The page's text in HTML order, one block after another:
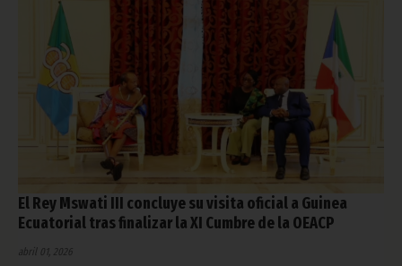
El Rey Mswati III concluye su visita oficial a Guinea
Ecuatorial tras finalizar la XI Cumbre de la OEACP
abril 01, 2026